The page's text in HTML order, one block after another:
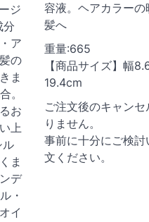
ジ
分
ア
の
ま
。
お
上
ル
ま
デ
・
イ
容液。ヘアカラー
髪へ
重量:665
【商品サイズ】幅
19.4cm
ご注文後のキャン
りません。
事前に十分にご検
文ください。